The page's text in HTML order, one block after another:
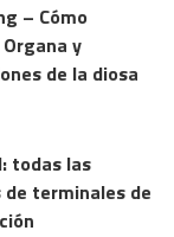
– Cómo
y
de la diosa
todas las
de terminales de